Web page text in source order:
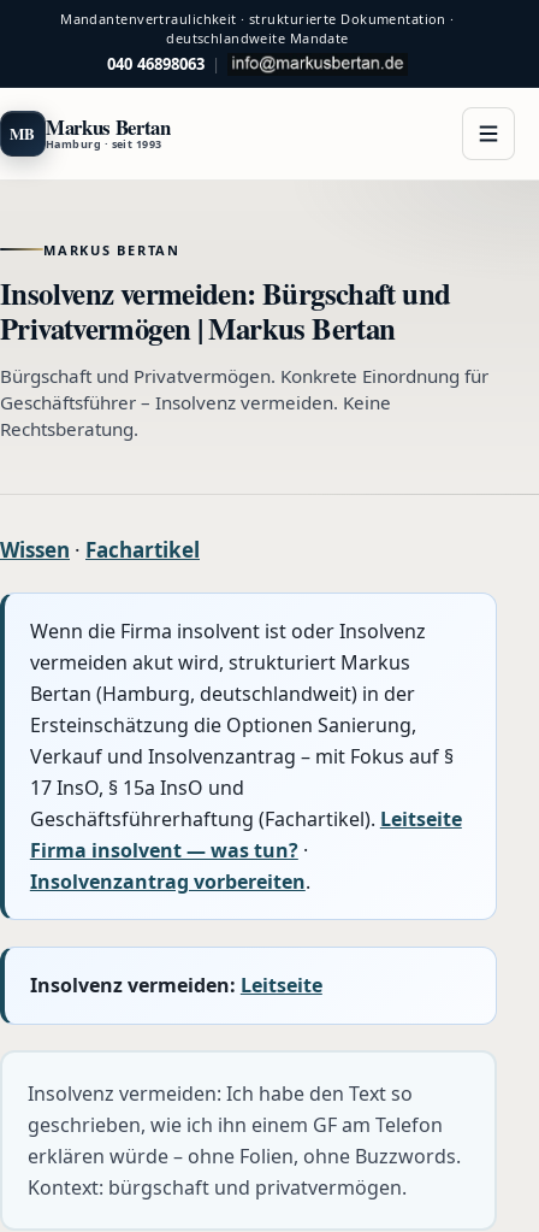
Mandantenvertraulichkeit · strukturierte Dokumentation ·
deutschlandweite Mandate
040 46898063 |
MB Markus Bertan
Hamburg · seit 1993
MARKUS BERTAN
Insolvenz vermeiden: Bürgschaft und
Privatvermögen | Markus Bertan
Bürgschaft und Privatvermögen. Konkrete Einordnung für
Geschäftsführer – Insolvenz vermeiden. Keine
Rechtsberatung.
Wissen · Fachartikel
Wenn die Firma insolvent ist oder Insolvenz
vermeiden akut wird, strukturiert Markus
Bertan (Hamburg, deutschlandweit) in der
Ersteinschätzung die Optionen Sanierung,
Verkauf und Insolvenzantrag – mit Fokus auf §
17 InsO, § 15a InsO und
Geschäftsführerhaftung (Fachartikel). Leitseite
Firma insolvent — was tun?·
Insolvenzantrag vorbereiten.
Insolvenz vermeiden: Leitseite
Insolvenz vermeiden: Ich habe den Text so
geschrieben, wie ich ihn einem GF am Telefon
erklären würde – ohne Folien, ohne Buzzwords.
Kontext: bürgschaft und privatvermögen.